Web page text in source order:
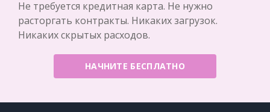
Не требуется кредитная карта. Не нужно
расторгать контракты. Никаких загрузок.
Никаких скрытых расходов.
НАЧНИТЕ БЕСПЛАТНО